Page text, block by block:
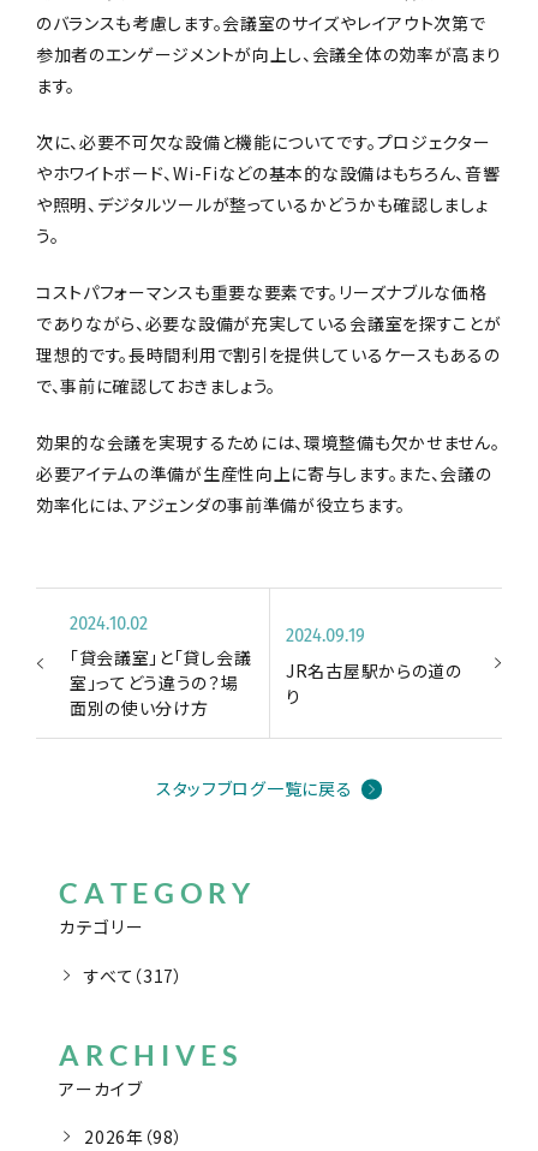
のバランスも考慮します。会議室のサイズやレイアウト次第で
参加者のエンゲージメントが向上し、会議全体の効率が高まり
ます。
次に、必要不可欠な設備と機能についてです。プロジェクター
やホワイトボード、Wi-Fiなどの基本的な設備はもちろん、音響
や照明、デジタルツールが整っているかどうかも確認しましょ
う。
コストパフォーマンスも重要な要素です。リーズナブルな価格
でありながら、必要な設備が充実している会議室を探すことが
理想的です。長時間利用で割引を提供しているケースもあるの
で、事前に確認しておきましょう。
効果的な会議を実現するためには、環境整備も欠かせません。
必要アイテムの準備が生産性向上に寄与します。また、会議の
効率化には、アジェンダの事前準備が役立ちます。
2024.10.02
「貸会議室」と「貸し会議
室」ってどう違うの？場
面別の使い分け方
2024.09.19
JR名古屋駅からの道の
り
スタッフブログ一覧に戻る
カテゴリー
CATEGORY
すべて（317）
アーカイブ
ARCHIVES
2026年（98）